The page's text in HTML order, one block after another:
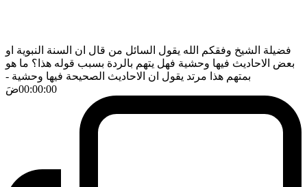
فضيلة الشيخ وفقكم الله يقول السائل من قال ان السنة النبوية او
بعض الاحاديث فيها وحشية فهل يتهم بالردة بسبب قوله هذا؟ ما هو
بمتهم هذا مرتد يقول ان الاحاديث الصحيحة فيها وحشية -
00:00:00ضَ